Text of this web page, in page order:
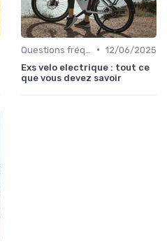
• 12/06/2025
Exs velo electrique : tout ce
que vous devez savoir